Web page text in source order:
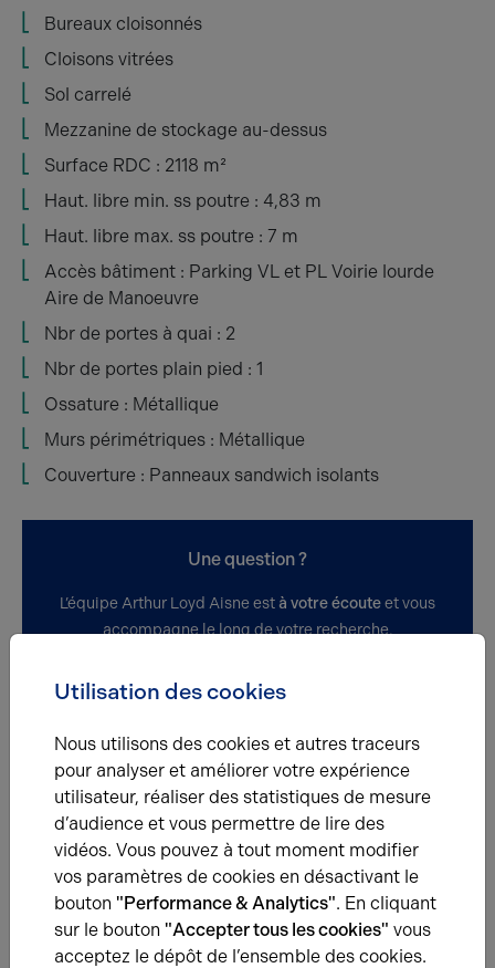
Bureaux cloisonnés
Cloisons vitrées
Sol carrelé
Mezzanine de stockage au-dessus
Surface RDC : 2118 m²
Haut. libre min. ss poutre : 4,83 m
Haut. libre max. ss poutre : 7 m
Accès bâtiment : Parking VL et PL Voirie lourde
Aire de Manoeuvre
Nbr de portes à quai : 2
Nbr de portes plain pied : 1
Ossature : Métallique
Murs périmétriques : Métallique
Couverture : Panneaux sandwich isolants
Une question ?
L’équipe Arthur Loyd Aisne est à votre écouteet vous
accompagne le long de votre recherche.
Demander plus d'informations
Conditions financières et dispositions
Type Activités
Régime fiscalDroits de mutation
Impot foncier
6705 € /an
Utilisation des cookies
Nous utilisons des cookies et autres traceurs
pour analyser et améliorer votre expérience
utilisateur, réaliser des statistiques de mesure
d’audience et vous permettre de lire des
vidéos. Vous pouvez à tout moment modifier
vos paramètres de cookies en désactivant le
bouton "Performance & Analytics". En cliquant
sur le bouton "Accepter tous les cookies" vous
acceptez le dépôt de l’ensemble des cookies.